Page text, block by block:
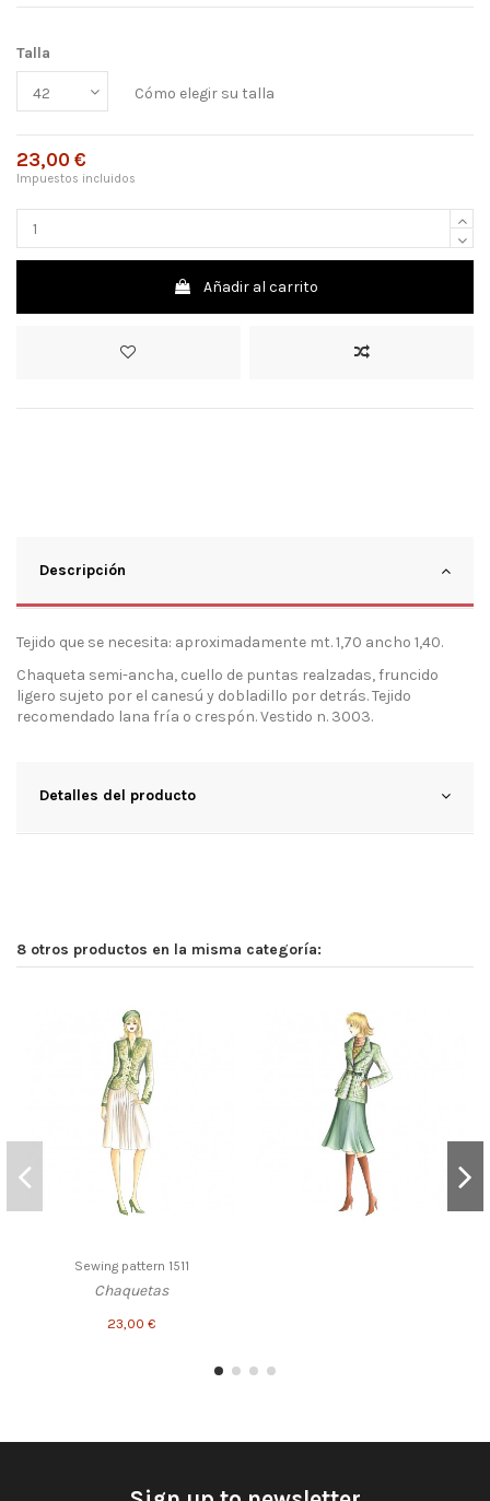
Talla
Cómo elegir su talla
23,00 €
Impuestos incluidos
Añadir al carrito
Descripción
Tejido que se necesita: aproximadamente mt. 1,70 ancho 1,40.
Chaqueta semi-ancha, cuello de puntas realzadas, fruncido
ligero sujeto por el canesú y dobladillo por detrás. Tejido
recomendado lana fría o crespón. Vestido n. 3003.
Detalles del producto
8 otros productos en la misma categoría:
Sewing pattern 1511
Chaquetas
23,00 €